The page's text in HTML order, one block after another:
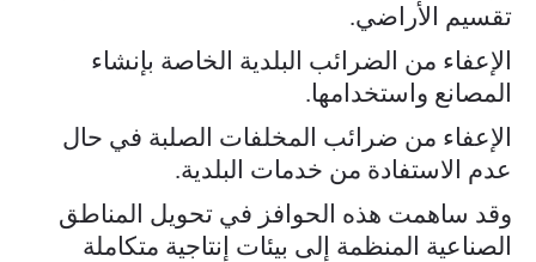
تقسيم الأراضي.
الإعفاء من الضرائب البلدية الخاصة بإنشاء
المصانع واستخدامها.
الإعفاء من ضرائب المخلفات الصلبة في حال
عدم الاستفادة من خدمات البلدية.
وقد ساهمت هذه الحوافز في تحويل المناطق
الصناعية المنظمة إلى بيئات إنتاجية متكاملة